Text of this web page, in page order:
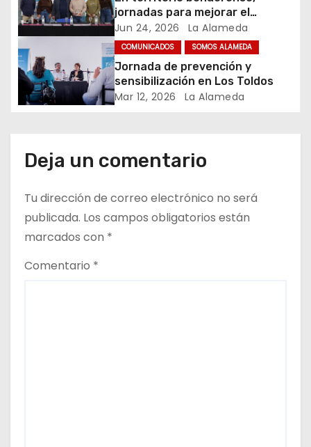
n
t
r
a
a
s
jornadas para mejorar el
cuidado en comunidad
Jun 24, 2026 La Alameda
COMUNICADOS SOMOS ALAMEDA
Jornada de prevención y
sensibilización en Los Toldos
Mar 12, 2026 La Alameda
Deja un comentario
Tu dirección de correo electrónico no será
publicada. Los campos obligatorios están
marcados con *
Comentario *